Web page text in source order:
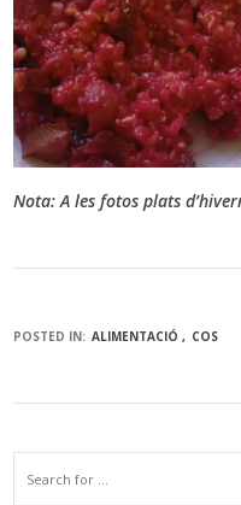
Nota: A les fotos plats
POSTED IN: ALIMENTACIÓ COS